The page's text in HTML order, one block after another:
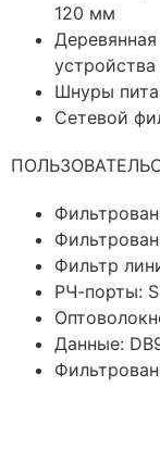
120 мм
устройства
Шнуры
Сетевой
Фильтр
РЧ-порты:
Данные: